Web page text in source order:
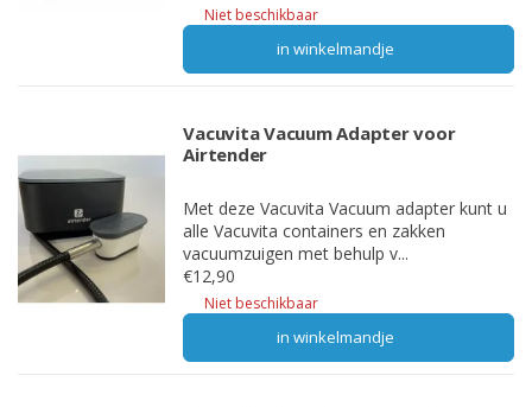
Niet beschikbaar
in winkelmandje
Vacuvita Vacuum Adapter voor
Airtender
Met deze Vacuvita Vacuum adapter kunt u
alle Vacuvita containers en zakken
vacuumzuigen met behulp v...
€12,90
Niet beschikbaar
in winkelmandje